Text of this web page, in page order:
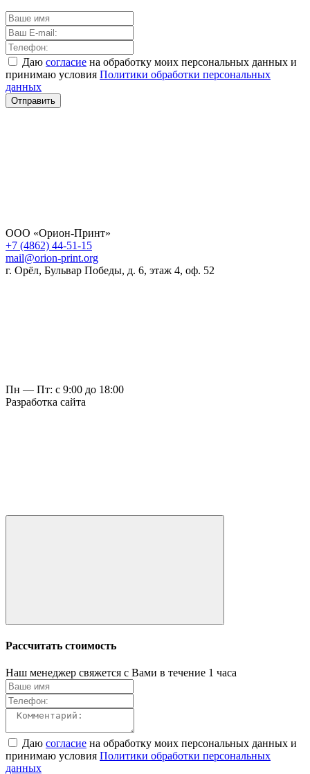
Даю согласие на обработку моих персональных данных и
принимаю условия Политики обработки персональных
данных
Отправить
ООО «Орион-Принт»
+7 (4862) 44-51-15
mail@orion-print.org
г. Орёл, Бульвар Победы, д. 6, этаж 4, оф. 52
Пн — Пт: с 9:00 до 18:00
Разработка сайта
Рассчитать стоимость
Наш менеджер свяжется с Вами в течение 1 часа
Даю согласие на обработку моих персональных данных и
принимаю условия Политики обработки персональных
данных